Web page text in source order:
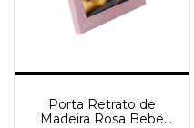
Porta Retrato de
Madeira Rosa Bebe